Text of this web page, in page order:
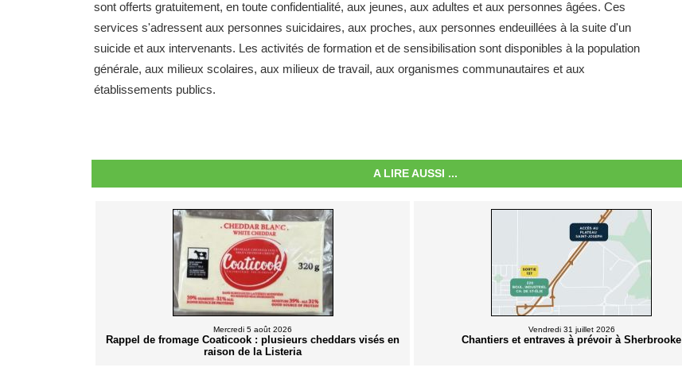
sont offerts gratuitement, en toute confidentialité, aux jeunes, aux adultes et aux personnes âgées. Ces
services s'adressent aux personnes suicidaires, aux proches, aux personnes endeuillées à la suite d'un
suicide et aux intervenants. Les activités de formation et de sensibilisation sont disponibles à la population
générale, aux milieux scolaires, aux milieux de travail, aux organismes communautaires et aux
établissements publics.
A LIRE AUSSI ...
Mercredi 5 août 2026
Rappel de fromage Coaticook : plusieurs cheddars visés en
raison de la Listeria
Vendredi 31 juillet 2026
Chantiers et entraves à prévoir à Sherbrooke